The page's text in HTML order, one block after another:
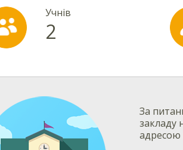
Учнів
2
За
закладу
адресою